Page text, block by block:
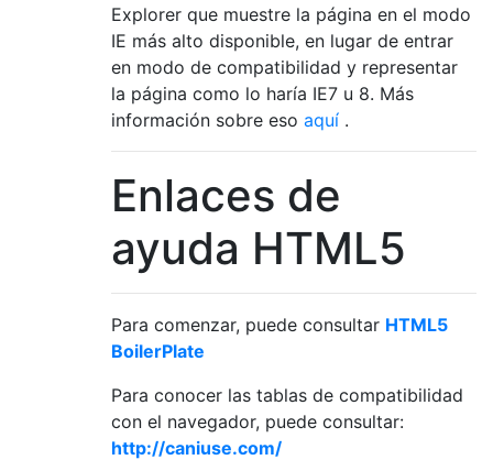
Explorer que muestre la página en el modo
IE más alto disponible, en lugar de entrar
en modo de compatibilidad y representar
la página como lo haría IE7 u 8. Más
información sobre eso aquí .
Enlaces de
ayuda HTML5
Para comenzar, puede consultar HTML5
BoilerPlate
Para conocer las tablas de compatibilidad
con el navegador, puede consultar:
http://caniuse.com/